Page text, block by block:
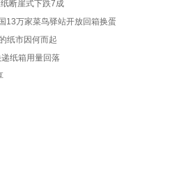
断崖式下跌7成
13万家菜鸟驿站开放回箱换蛋
纸市因何而起
纸箱用量回落